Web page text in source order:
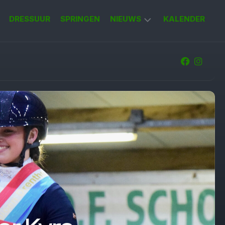
DRESSUUR SPRINGEN NIEUWS KALENDER